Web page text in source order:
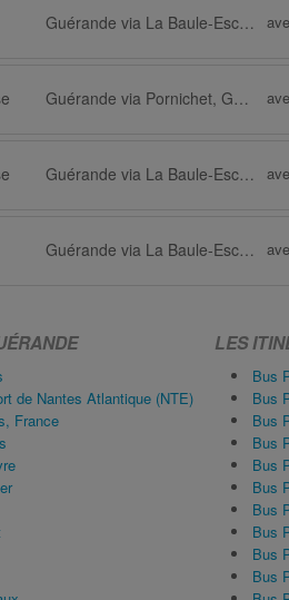
Guérande via La Baule-Escoublac
Guérande via Pornichet, Gare
Guérande via La Baule-Escoublac, Gare, Place Rhin et Danube
Guérande via La Baule-Escoublac
de Nantes Atlantique (NTE)
France
LES
Bus
Bus
Bus
Bus
Bus
Bus
Bus
Bus
Bus
Bus